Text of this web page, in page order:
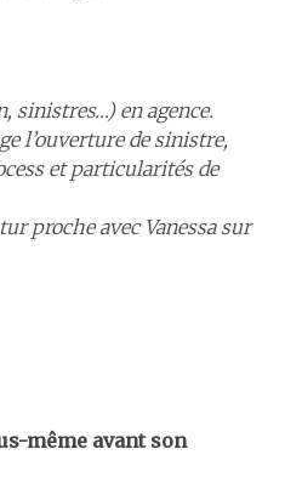
sinistres…) en agence.
l’ouverture de sinistre,
et particularités de
proche avec Vanessa sur
même avant son